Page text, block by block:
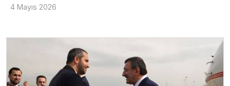
4 Mayıs 2026